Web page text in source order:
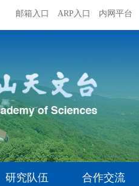
邮箱入口 ARP入口 内网平台
研究队伍 合作交流